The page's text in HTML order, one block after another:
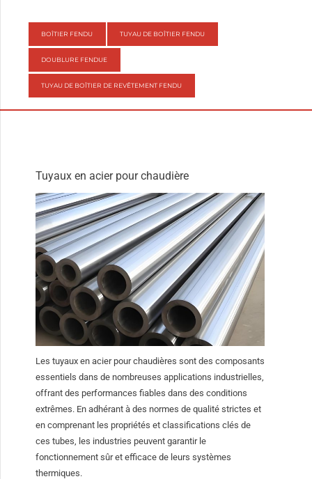
BOÎTIER FENDU TUYAU DE BOÎTIER FENDU
DOUBLURE FENDUE
TUYAU DE BOÎTIER DE REVÊTEMENT FENDU
Tuyaux en acier pour chaudière
Les tuyaux en acier pour chaudières sont des composants
essentiels dans de nombreuses applications industrielles,
offrant des performances fiables dans des conditions
extrêmes. En adhérant à des normes de qualité strictes et
en comprenant les propriétés et classifications clés de
ces tubes, les industries peuvent garantir le
fonctionnement sûr et efficace de leurs systèmes
thermiques.